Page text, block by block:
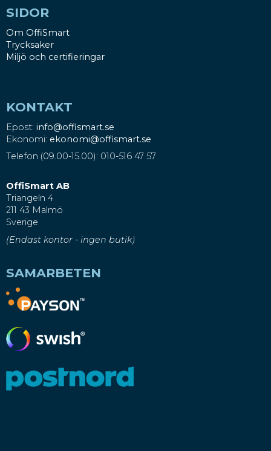
SIDOR
Om OffiSmart
Trycksaker
Miljö och certifieringar
KONTAKT
Epost: info@offismart.se
Ekonomi: ekonomi@offismart.se
Telefon (09.00-15.00): 010-516 47 57
OffiSmart AB
Triangeln 4
211 43 Malmö
Sverige
(Endast kontor - ingen butik)
SAMARBETEN